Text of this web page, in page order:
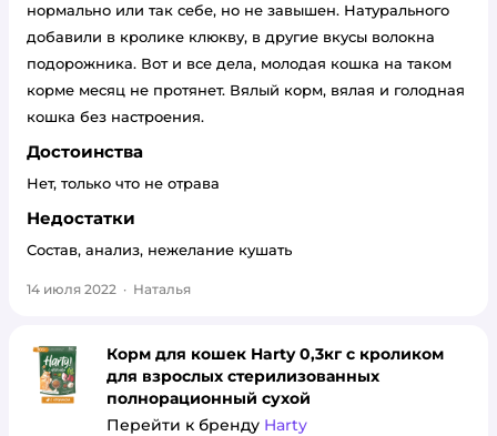
нормально или так себе, но не завышен. Натурального
добавили в кролике клюкву, в другие вкусы волокна
подорожника. Вот и все дела, молодая кошка на таком
корме месяц не протянет. Вялый корм, вялая и голодная
кошка без настроения.
Достоинства
Нет, только что не отрава
Недостатки
Состав, анализ, нежелание кушать
14 июля 2022 · Наталья
Корм для кошек Harty 0,3кг с кроликом
для взрослых стерилизованных
полнорационный сухой
Перейти к бренду Harty